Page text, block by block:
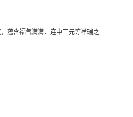
蕴含福气满满、连中三元等祥瑞之